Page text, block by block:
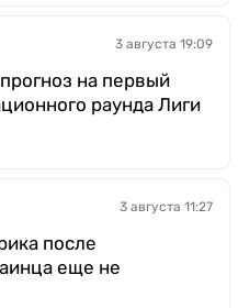
3 августа 19:09
на первый
раунда Лиги
3 августа 11:27
после
еще не